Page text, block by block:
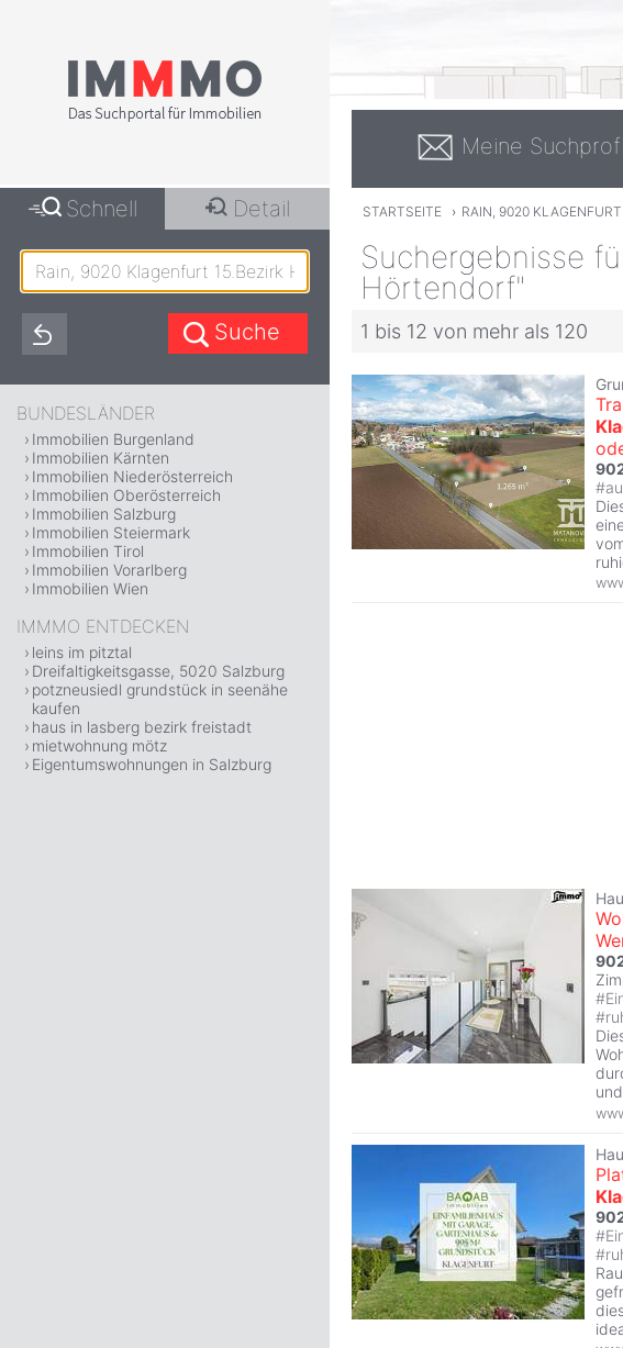
Meine
STARTSEITE › RAIN, 9020
Suchergebnisse
Hörtendorf"
1 bis 12 von mehr als 120
#
#
#
#
#
Schnell Detail
BUNDESLÄNDER
Immobilien Burgenland
Immobilien Kärnten
Immobilien Niederösterreich
Immobilien Oberösterreich
Immobilien Salzburg
Immobilien Steiermark
Immobilien Tirol
Immobilien Vorarlberg
Immobilien Wien
IMMMO ENTDECKEN
leins im pitztal
Dreifaltigkeitsgasse, 5020 Salzburg
potzneusiedl grundstück in seenähe
kaufen
haus in lasberg bezirk freistadt
mietwohnung mötz
Eigentumswohnungen in Salzburg